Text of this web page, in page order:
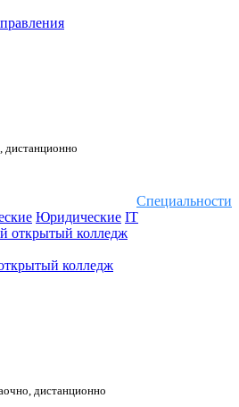
дистанционно
Специальности
Юридические IT
колледж
дистанционно